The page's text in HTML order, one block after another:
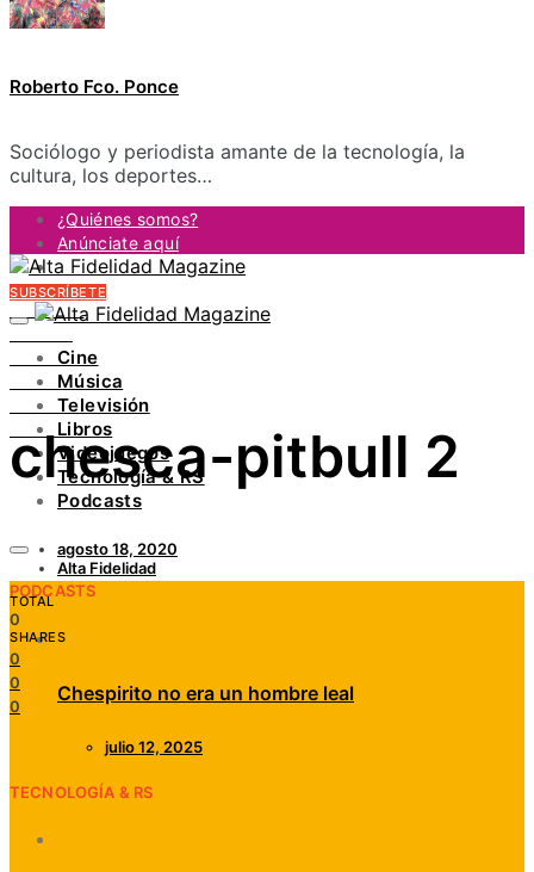
Roberto Fco. Ponce
Sociólogo y periodista amante de la tecnología, la
cultura, los deportes…
¿Quiénes somos?
Anúnciate aquí
Contacto
FACEBOOK
INSTAGRAM
PINTEREST
YOUTUBE
LINKEDIN
SUBSCRÍBETE
Cine
Música
Televisión
Libros
Videojuegos
Tecnología & RS
Podcasts
PODCASTS
Chespirito no era un hombre leal
julio 12, 2025
TECNOLOGÍA & RS
chesca-pitbull 2
agosto 18, 2020
Alta Fidelidad
TOTAL
0
SHARES
0
0
0